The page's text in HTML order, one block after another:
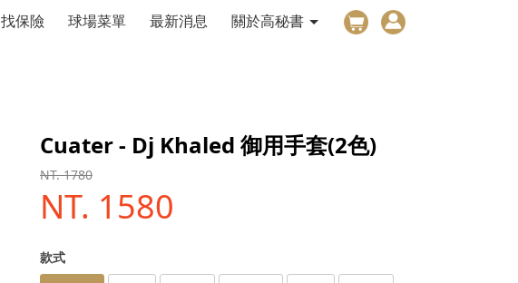
找保險 球場菜單 最新消息 關於高秘書
Cuater - Dj Khaled 御用手套(2色)
NT. 1780
NT. 1580
款式